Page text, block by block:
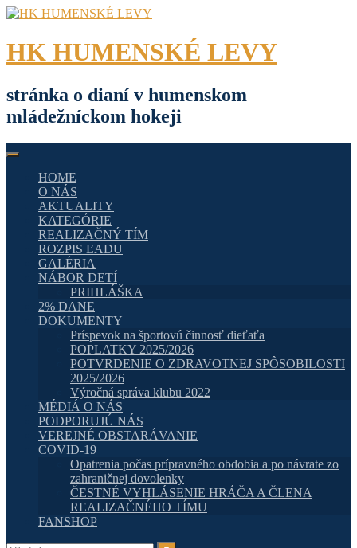
Skip
content
HK HUMENSKÉ LEVY
stránka o dianí v humenskom
mládežníckom hokeji
HOME
O NÁS
AKTUALITY
KATEGÓRIE
REALIZAČNÝ TÍM
ROZPIS ĽADU
GALÉRIA
NÁBOR DETÍ
PRIHLÁŠKA
2% DANE
DOKUMENTY
Príspevok na športovú činnosť dieťaťa
POPLATKY 2025/2026
POTVRDENIE O ZDRAVOTNEJ SPÔSOBILOSTI
2025/2026
Výročná správa klubu 2022
MÉDIÁ O NÁS
PODPORUJÚ NÁS
VEREJNÉ OBSTARÁVANIE
COVID-19
Opatrenia počas prípravného obdobia a po návrate zo
zahraničnej dovolenky
ČESTNÉ VYHLÁSENIE HRÁČA A ČLENA
REALIZAČNÉHO TÍMU
FANSHOP